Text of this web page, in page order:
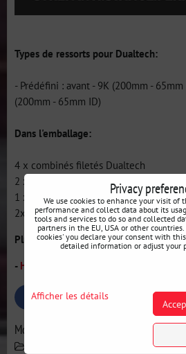
Types de ressorts pour Dualtech:
- Prédéfini : avant - 9K (200mm -
(200mm - 65mm ID)
Dans l'emballage:
4 x combinés filetés Dualtech
2 x clés C
1 x manuel de montage
2x autocollants HSD
Plus d'infos sur les suspensions HSD :
- HSD SUSPENSIONS (amortisseurs /
FacebookTwitter Bluesky Reddit
More from category
Privacy
We use cookies to enhance your visit of
performance and collect data about its
tools and services to do so and collected
partners in the EU, USA or other
cookies' you declare your consent with
detailed information or adjust your
Afficher les détails